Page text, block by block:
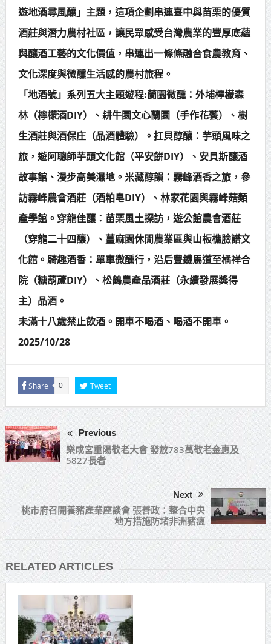
遊地酒尋風釀」主題，這項企劃串連臺中與苗栗的優質
酒莊與潛力農村社區，讓民眾感受台灣農業的豐厚底蘊
與釀酒工藝的文化價值，串連出一條條融合食農教育、
文化深度與微醺生活感的農村旅程。
「地酒號」系列五大主題遊程:蘭園微醺：外埔檸檬森
林（檸檬酒DIY）、耕牛園文心蘭園（手作花藝）、樹
生酒莊與酒保庄（品酒體驗）。扛貝醇釀：芋頭風味之
旅，遊阿聰師芋頭文化館（平安餅DIY）、安貝斯釀酒
故事館、漫步高美濕地。米藏醇韻：霧峰酒香之旅，參
訪霧峰農會酒莊（酒粕皂DIY）、林家花園與霧峰菇類
產學館。穿龍佳釀：苗栗風土探訪，遊公館農會酒莊
（穿龍二十四釀）、薑麻園休閒農業區與山板樵臉譜文
化館。騎趣酒香：單車微醺行，沿后豐鐵馬道至橘祥合
院（糖葫蘆DIY）、松鶴農產品酒莊（永續發展獎得
主）品酒。
未滿十八歲禁止飲酒。開車不喝酒、喝酒不開車。
2025/10/28
Share 0 Tweet
Previous
樂成宮重陽敬老大會 發放783萬敬老金惠及
5827長者
Next
桃市府召開養豬產業座談會 張善政：整合中央
地方措施防堵非洲豬瘟
RELATED ARTICLES